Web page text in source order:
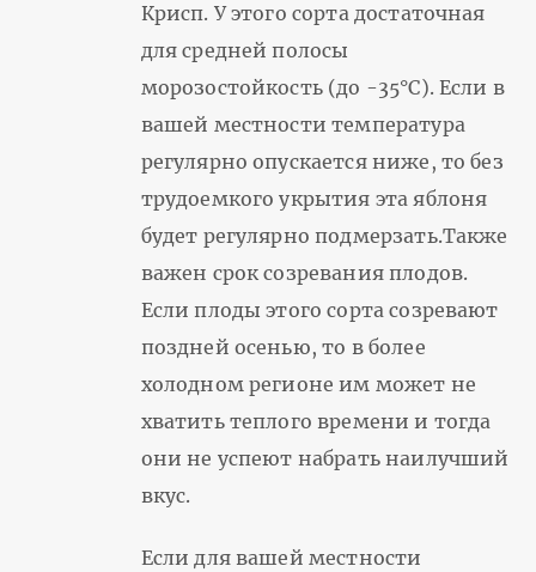
Крисп. У этого сорта достаточная
для средней полосы
морозостойкость (до -35°С). Если в
вашей местности температура
регулярно опускается ниже, то без
трудоемкого укрытия эта яблоня
будет регулярно подмерзать.Также
важен срок созревания плодов.
Если плоды этого сорта созревают
поздней осенью, то в более
холодном регионе им может не
хватить теплого времени и тогда
они не успеют набрать наилучший
вкус.
Если для вашей местности